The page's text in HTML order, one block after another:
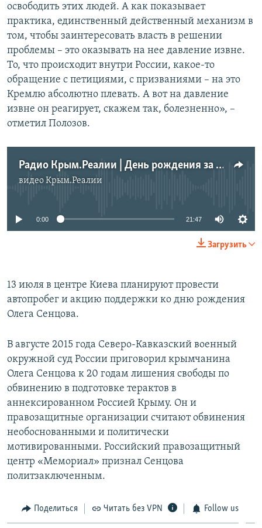
освободить этих людей. А как показывает
практика, единственный действенный механизм в
том, чтобы заинтересовать власть в решении
проблемы – это оказывать на нее давление извне.
То, что происходит внутри России, какое-то
обращение с петициями, с призваниями – на это
Кремлю абсолютно плевать. А вот на давление
извне он реагирует, скажем так, болезненно», –
отметил Полозов.
Радио Крым.Реалии | День рождения за решеткой. Когда освободят Олега Сенцова
видеоКрым.Реалии
No media source currently available
0:00 21:47
Загрузить
13 июля в центре Киева планируют провести
автопробег и акцию поддержки ко дню рождения
Олега Сенцова.
В августе 2015 года Северо-Кавказский военный
окружной суд России приговорил крымчанина
Олега Сенцова к 20 годам лишения свободы по
обвинению в подготовке терактов в
аннексированном Россией Крыму. Он и
правозащитные организации считают обвинения
необоснованными и политически
мотивированными. Российский правозащитный
центр «Мемориал» признал Сенцова
политзаключенным.
Поделиться Читать без VPN Follow us